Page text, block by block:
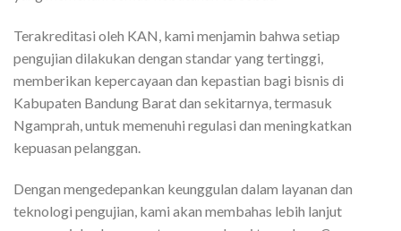
Terakreditasi oleh KAN, kami menjamin bahwa setiap
pengujian dilakukan dengan standar yang tertinggi,
memberikan kepercayaan dan kepastian bagi bisnis di
Kabupaten Bandung Barat dan sekitarnya, termasuk
Ngamprah, untuk memenuhi regulasi dan meningkatkan
kepuasan pelanggan.
Dengan mengedepankan keunggulan dalam layanan dan
teknologi pengujian, kami akan membahas lebih lanjut